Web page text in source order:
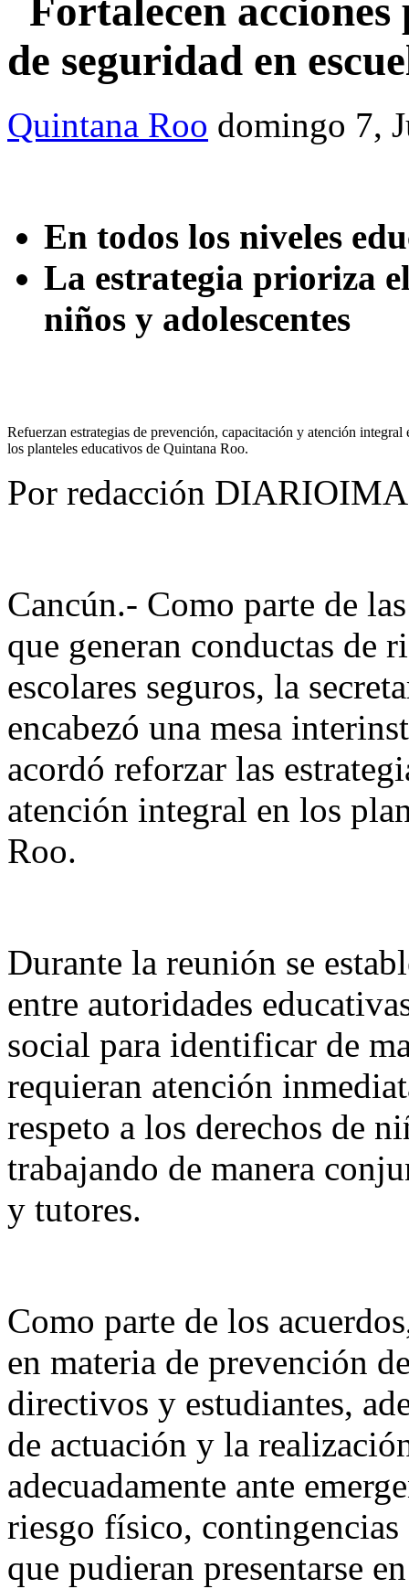
Fortalecen
de seguridad en
Quintana Roo domingo 7,
En todos los niveles
La estrategia prioriza
niños y adolescentes
Refuerzan estrategias de prevención, capacitación y atención integral
los planteles educativos de Quintana Roo.
Por redacción
Cancún.- Como parte de
que generan conductas de
escolares seguros, la
encabezó una mesa
acordó reforzar las
atención integral en los
Roo.
Durante la reunión se
entre autoridades
social para identificar de
requieran atención
respeto a los derechos de
trabajando de manera
y tutores.
Como parte de los
en materia de prevención
directivos y estudiantes,
de actuación y la
adecuadamente ante
riesgo físico,
que pudieran presentarse